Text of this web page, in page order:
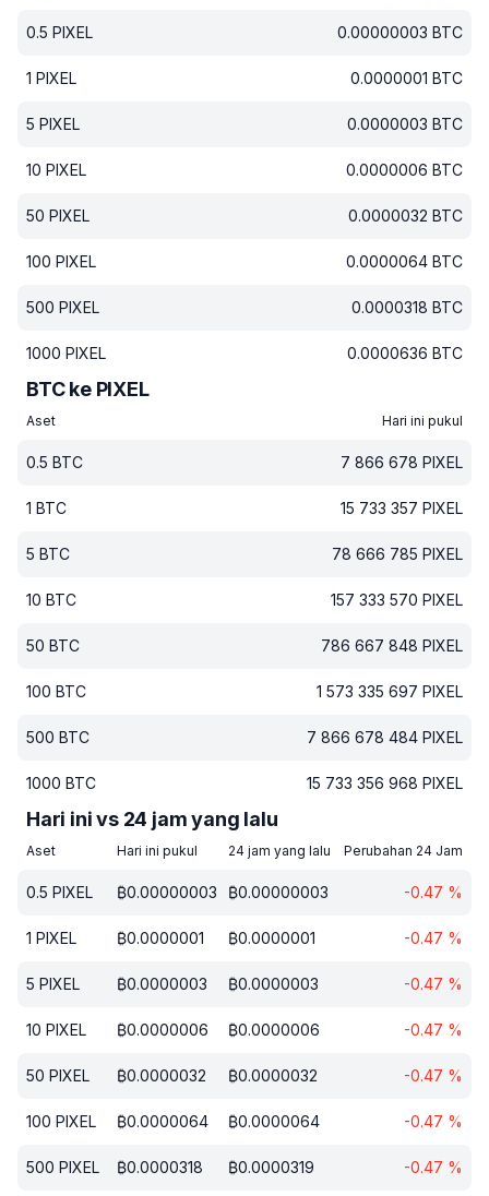
0.5 PIXEL 0.00000003 BTC
1 PIXEL 0.0000001 BTC
5 PIXEL 0.0000003 BTC
10 PIXEL 0.0000006 BTC
50 PIXEL 0.0000032 BTC
100 PIXEL 0.0000064 BTC
500 PIXEL 0.0000318 BTC
1000 PIXEL 0.0000636 BTC
BTC ke PIXEL
Aset Hari ini pukul
0.5 BTC 7 866 678 PIXEL
1 BTC 15 733 357 PIXEL
5 BTC 78 666 785 PIXEL
10 BTC 157 333 570 PIXEL
50 BTC 786 667 848 PIXEL
100 BTC 1 573 335 697 PIXEL
500 BTC 7 866 678 484 PIXEL
1000 BTC 15 733 356 968 PIXEL
Hari ini vs 24 jam yang lalu
Aset Hari ini pukul 24 jam yang lalu Perubahan 24 Jam
0.5 PIXEL ₿0.00000003 ₿0.00000003 -0.47 %
1 PIXEL ₿0.0000001 ₿0.0000001 -0.47 %
5 PIXEL ₿0.0000003 ₿0.0000003 -0.47 %
10 PIXEL ₿0.0000006 ₿0.0000006 -0.47 %
50 PIXEL ₿0.0000032 ₿0.0000032 -0.47 %
100 PIXEL ₿0.0000064 ₿0.0000064 -0.47 %
500 PIXEL ₿0.0000318 ₿0.0000319 -0.47 %